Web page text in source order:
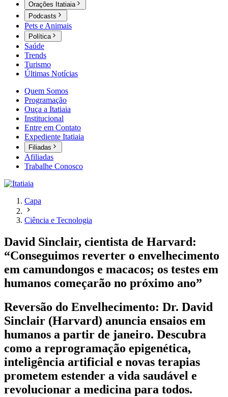
Orações Itatiaia
Podcasts
Pets e Animais
Política
Saúde
Trends
Turismo
Últimas Notícias
Quem Somos
Programação
Ouça a Itatiaia
Institucional
Entre em Contato
Expediente Itatiaia
Filiadas
Afiliadas
Trabalhe Conosco
Capa
Ciência e Tecnologia
David Sinclair, cientista de Harvard:
“Conseguimos reverter o envelhecimento
em camundongos e macacos; os testes em
humanos começarão no próximo ano”
Reversão do Envelhecimento: Dr. David
Sinclair (Harvard) anuncia ensaios em
humanos a partir de janeiro. Descubra
como a reprogramação epigenética,
inteligência artificial e novas terapias
prometem estender a vida saudável e
revolucionar a medicina para todos.